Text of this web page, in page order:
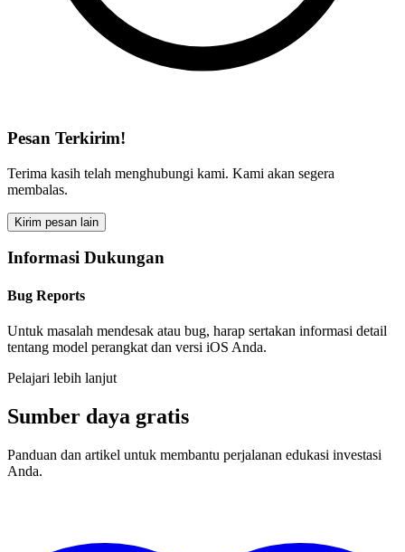
Pesan Terkirim!
Terima kasih telah menghubungi kami. Kami akan segera
membalas.
Kirim pesan lain
Informasi Dukungan
Bug Reports
Untuk masalah mendesak atau bug, harap sertakan informasi detail
tentang model perangkat dan versi iOS Anda.
Pelajari lebih lanjut
Sumber daya gratis
Panduan dan artikel untuk membantu perjalanan edukasi investasi
Anda.